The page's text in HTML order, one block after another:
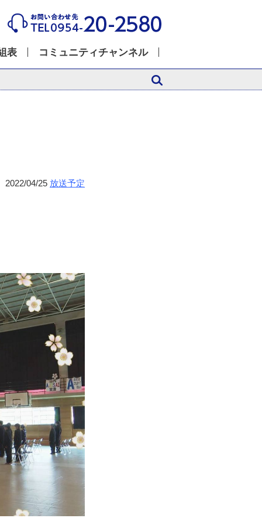
表 コミュニティチャンネル
2022/04/25 放送予定